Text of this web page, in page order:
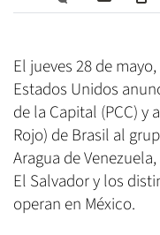
El jueves 28 de
Estados Unidos
de la Capital (PCC)
Rojo) de Brasil al
Aragua de
El Salvador y los
operan en México.